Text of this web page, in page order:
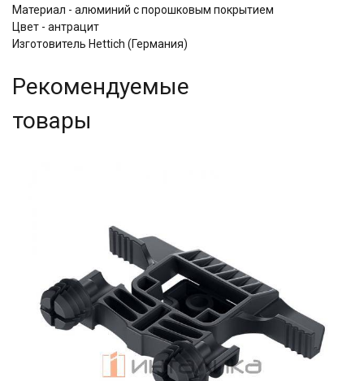
Материал - алюминий с порошковым покрытием
Цвет - антрацит
Изготовитель Hettich (Германия)
Рекомендуемые
товары